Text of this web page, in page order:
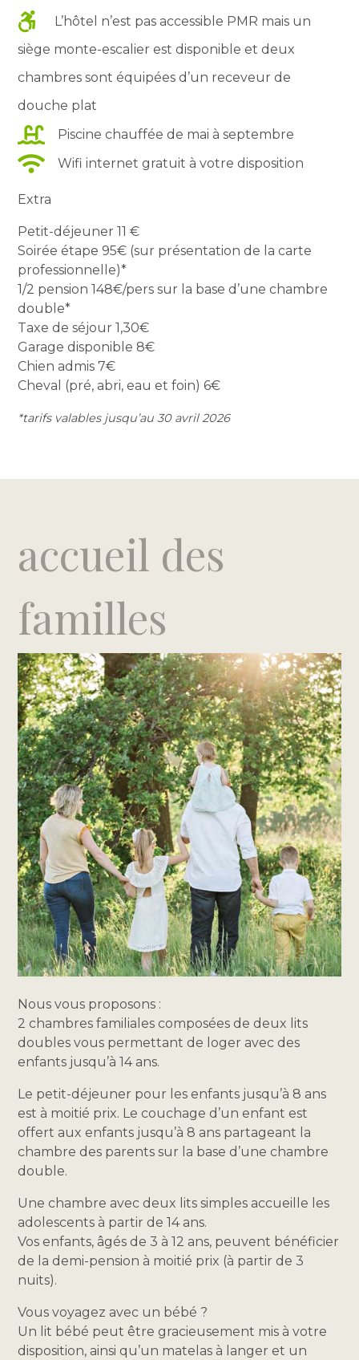
L’hôtel n’est pas accessible PMR mais un
siège monte-escalier est disponible et deux
chambres sont équipées d’un receveur de
douche plat
Piscine chauffée de mai à septembre
Wifi internet gratuit à votre disposition
Extra
Petit-déjeuner11 €
Soirée étape95€ (sur présentation de la carte
professionnelle)*
1/2 pension148€/pers sur la base d’une chambre
double*
Taxe de séjour1,30€
Garage disponible8€
Chien admis7€
Cheval (pré, abri, eau et foin)6€
*tarifs valables jusqu’au 30 avril 2026
accueil des
familles
Nous vous proposons :
2 chambres familiales composées de deux lits
doubles vous permettant de loger avec des
enfants jusqu’à 14 ans.
Le petit-déjeuner pour les enfants jusqu’à 8 ans
est à moitié prix. Le couchage d’un enfant est
offert aux enfants jusqu’à 8 ans partageant la
chambre des parents sur la base d’une chambre
double.
Une chambre avec deux lits simples accueille les
adolescents à partir de 14 ans.
Vos enfants, âgés de 3 à 12 ans, peuvent bénéficier
de la demi-pension à moitié prix (à partir de 3
nuits).
Vous voyagez avec un bébé ?
Un lit bébé peut être gracieusement mis à votre
disposition, ainsi qu’un matelas à langer et un